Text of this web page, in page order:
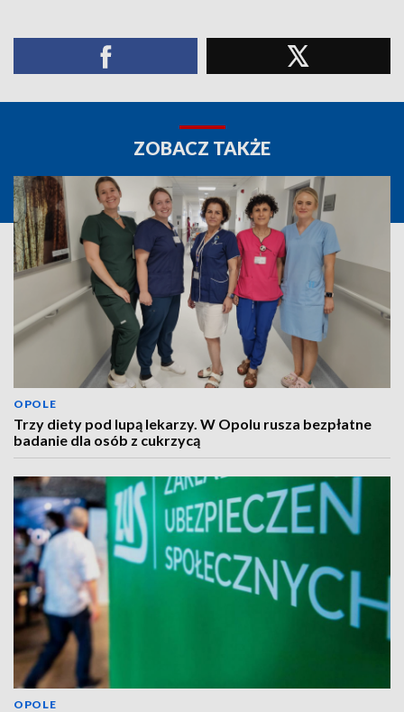
ZOBACZ TAKŻE
OPOLE
Trzy diety pod lupą lekarzy. W Opolu rusza bezpłatne
badanie dla osób z cukrzycą
OPOLE